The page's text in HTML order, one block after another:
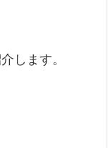
します。